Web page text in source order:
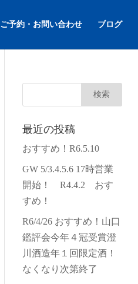
ご予約・お問い合わせ ブログ
最近の投稿
おすすめ！R6.5.10
GW 5/3.4.5.6 17時営業
開始！ R4.4.2 おす
すめ！
R6/4/26 おすすめ！山口
鑑評会今年４冠受賞澄
川酒造年１回限定酒！
なくなり次第終了